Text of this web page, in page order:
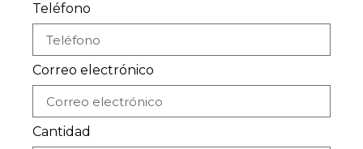
Teléfono
Correo electrónico
Cantidad